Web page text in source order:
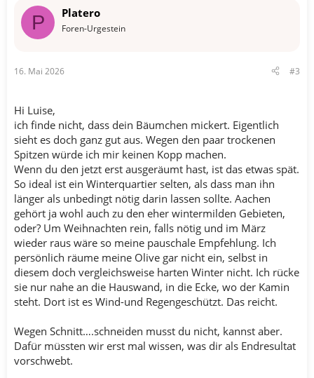
P Platero
Foren-Urgestein
16. Mai 2026 #3
Hi Luise,
ich finde nicht, dass dein Bäumchen mickert. Eigentlich
sieht es doch ganz gut aus. Wegen den paar trockenen
Spitzen würde ich mir keinen Kopp machen.
Wenn du den jetzt erst ausgeräumt hast, ist das etwas spät.
So ideal ist ein Winterquartier selten, als dass man ihn
länger als unbedingt nötig darin lassen sollte. Aachen
gehört ja wohl auch zu den eher wintermilden Gebieten,
oder? Um Weihnachten rein, falls nötig und im März
wieder raus wäre so meine pauschale Empfehlung. Ich
persönlich räume meine Olive gar nicht ein, selbst in
diesem doch vergleichsweise harten Winter nicht. Ich rücke
sie nur nahe an die Hauswand, in die Ecke, wo der Kamin
steht. Dort ist es Wind-und Regengeschützt. Das reicht.
Wegen Schnitt….schneiden musst du nicht, kannst aber.
Dafür müssten wir erst mal wissen, was dir als Endresultat
vorschwebt.